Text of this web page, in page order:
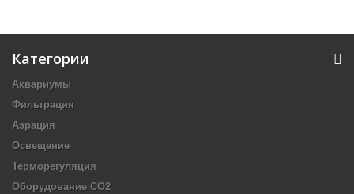
Категории
Аквариумы
Фильтрация
Аэрация
Освещение
Терморегуляция
Оборудование CO2